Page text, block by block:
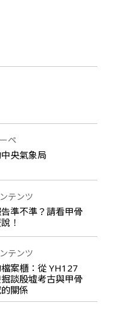
ペ
央氣象局
テンツ
準不準？請看甲骨
！
テンツ
案櫃：從 YH127
談殷墟考古與甲骨
關係